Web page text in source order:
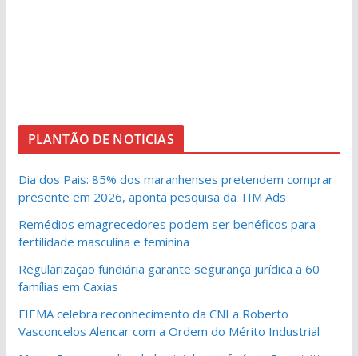
PLANTÃO DE NOTICIAS
Dia dos Pais: 85% dos maranhenses pretendem comprar
presente em 2026, aponta pesquisa da TIM Ads
Remédios emagrecedores podem ser benéficos para
fertilidade masculina e feminina
Regularização fundiária garante segurança jurídica a 60
famílias em Caxias
FIEMA celebra reconhecimento da CNI a Roberto
Vasconcelos Alencar com a Ordem do Mérito Industrial